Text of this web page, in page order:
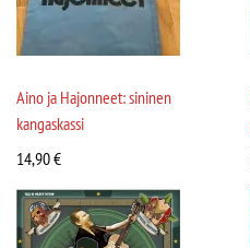
Aino ja Hajonneet: sininen
kangaskassi
14,90€